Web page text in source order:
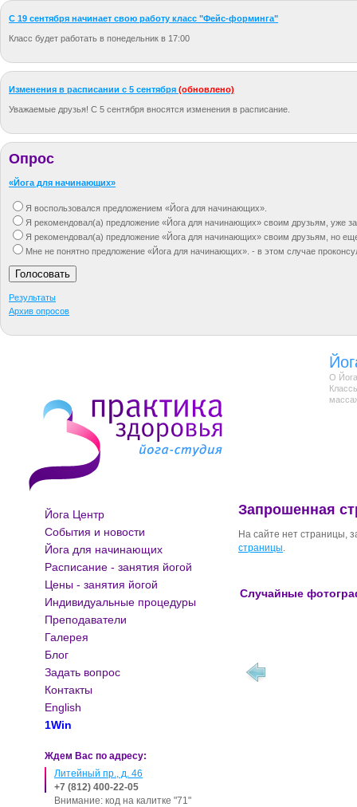
С 19 сентября начинает свою работу класс "Фейс-форминга"
Класс будет работать в понедельник в 17:00
Изменения в расписании c 5 сентября (обновлено)
Уважаемые друзья! С 5 сентября вносятся изменения в расписание.
Опрос
«Йога для начинающих»
Я воспользовался предложением «Йога для начинающих».
Я рекомендовал(а) предложение «Йога для начинающих» своим друзьям, уже
Я рекомендовал(а) предложение «Йога для начинающих» своим друзьям, но
Мне не понятно предложение «Йога для начинающих». - в этом случае
Результаты
Архив опросов
О
Йога Центр
События и новости
Йога для начинающих
Расписание - занятия йогой
Цены - занятия йогой
Индивидуальные процедуры
Преподаватели
Галерея
Блог
Задать вопрос
Контакты
English
1Win
Ждем Вас по адресу:
Литейный пр., д. 46
+7 (812) 400-22-05
Внимание: код на калитке "71"
Запрошенная
На сайте нет страницы,
страницы.
Случайные